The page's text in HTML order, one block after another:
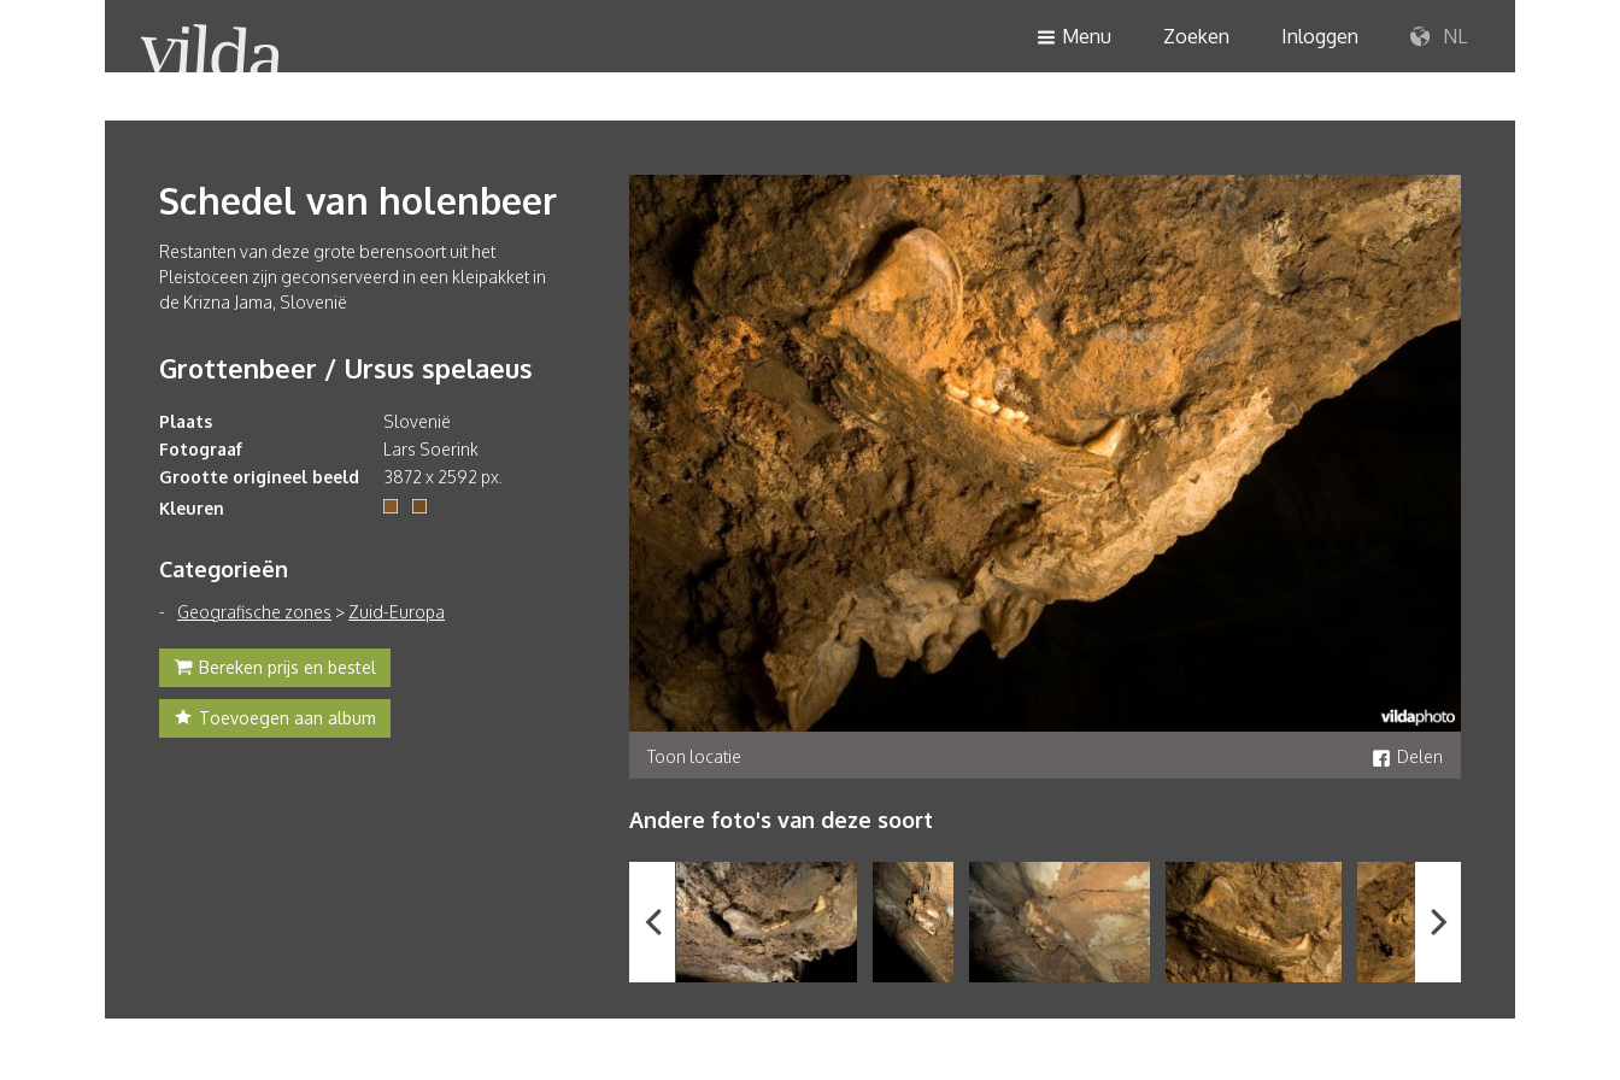
Menu Zoeken Inloggen NL
Schedel van holenbeer
Restanten van deze grote berensoort uit het
Pleistoceen zijn geconserveerd in een kleipakket in
de Krizna Jama, Slovenië
Grottenbeer / Ursus spelaeus
Plaats
Slovenië
Fotograaf
Lars Soerink
Grootte origineel beeld
3872 x 2592 px.
Kleuren
Categorieën
Geografische zones > Zuid-Europa
Bereken prijs en bestel
Toevoegen aan album
Toon locatie
Delen
Andere foto's van deze soort